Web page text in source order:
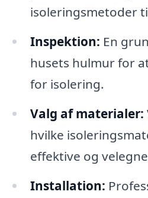
isoleringsmetoder
Inspektion: En
husets hulmur for
for isolering.
Valg af materialer:
hvilke
effektive og
Installation: